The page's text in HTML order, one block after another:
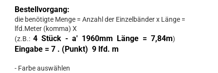
Bestellvorgang:
die benötigte Menge = Anzahl der Einzelbänder x Länge =
lfd.Meter (komma) X
(z.B.: 4 Stück - a' 1960mm Länge = 7,84m)
Eingabe = 7 . (Punkt) 9 lfd. m
- Farbe auswählen